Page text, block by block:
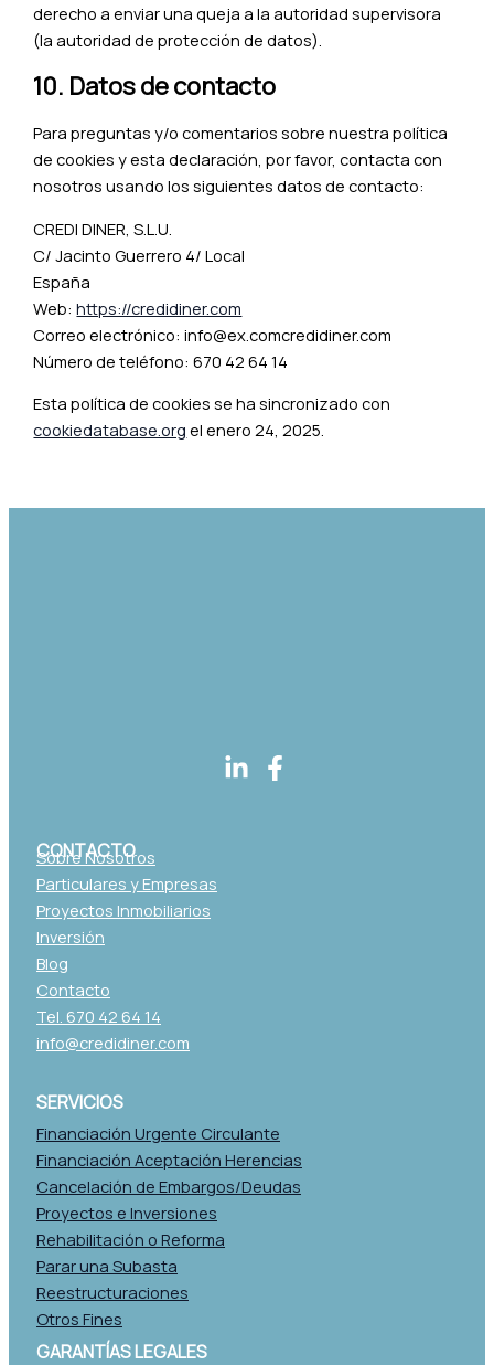
derecho a enviar una queja a la autoridad supervisora
(la autoridad de protección de datos).
10. Datos de contacto
Para preguntas y/o comentarios sobre nuestra política
de cookies y esta declaración, por favor, contacta con
nosotros usando los siguientes datos de contacto:
CREDI DINER, S.L.U.
C/ Jacinto Guerrero 4/ Local
España
Web:https://credidiner.com
Correo electrónico:info@ex.comcredidiner.com
Número de teléfono: 670 42 64 14
Esta política de cookies se ha sincronizado con
cookiedatabase.org el enero 24, 2025.
CONTACTO
Sobre Nosotros
Particulares y Empresas
Proyectos Inmobiliarios
Inversión
Blog
Contacto
Tel. 670 42 64 14
info@credidiner.com
SERVICIOS
Financiación Urgente Circulante
Financiación Aceptación Herencias
Cancelación de Embargos/Deudas
Proyectos e Inversiones
Rehabilitación o Reforma
Parar una Subasta
Reestructuraciones
Otros Fines
GARANTÍAS LEGALES